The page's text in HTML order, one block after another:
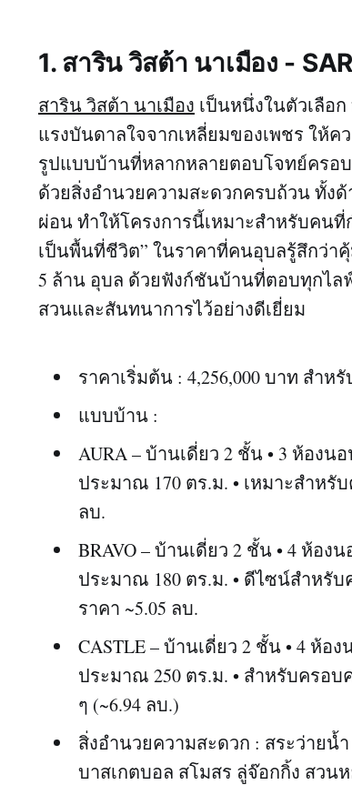
1. สาริน วิสต้า นาเมือง -
สาริน วิสต้า นาเมือง เป็นหนึ่งในตัวเลือ
แรงบันดาลใจจากเหลี่ยมของเพชร ให้
รูปแบบบ้านที่หลากหลายตอบโจทย์ครอ
ด้วยสิ่งอำนวยความสะดวกครบถ้วน ทั้ง
ผ่อน ทำให้โครงการนี้เหมาะสำหรับคน
เป็นพื้นที่ชีวิต” ในราคาที่คนอุบลรู้สึกว่า
5 ล้าน อุบล ด้วยฟังก์ชันบ้านที่ตอบทุกไ
สวนและสันทนาการไว้อย่างดีเยี่ยม
ราคาเริ่มต้น : 4,256,000 บาท สำ
แบบบ้าน :
AURA – บ้านเดี่ยว 2 ชั้น • 3 ห้องน
ประมาณ 170 ตร.ม. • เหมาะสำหรั
ลบ.
BRAVO – บ้านเดี่ยว 2 ชั้น • 4 ห้อง
ประมาณ 180 ตร.ม. • ดีไซน์สำหรั
ราคา ~5.05 ลบ.
CASTLE – บ้านเดี่ยว 2 ชั้น • 4 ห้อ
ประมาณ 250 ตร.ม. • สำหรับครอ
ๆ (~6.94 ลบ.)
สิ่งอำนวยความสะดวก : สระว่ายน้
บาสเกตบอล สโมสร ลู่จ๊อกกิ้ง สว